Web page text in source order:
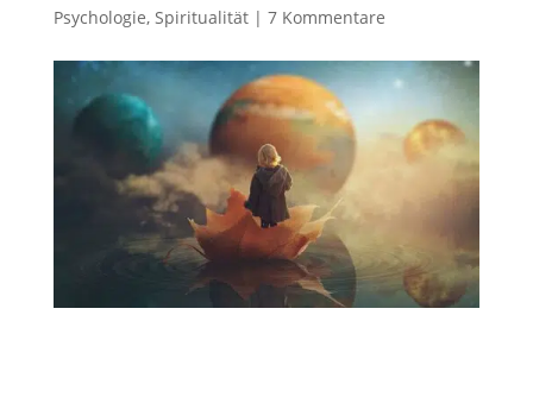
Psychologie, Spiritualität| 7 Kommentare